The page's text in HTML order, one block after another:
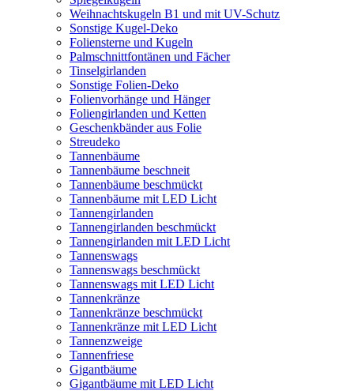
Weihnachtskugeln B1 und mit UV-Schutz
Sonstige Kugel-Deko
Foliensterne und Kugeln
Palmschnittfontänen und Fächer
Tinselgirlanden
Sonstige Folien-Deko
Folienvorhänge und Hänger
Foliengirlanden und Ketten
Geschenkbänder aus Folie
Streudeko
Tannenbäume
Tannenbäume beschneit
Tannenbäume beschmückt
Tannenbäume mit LED Licht
Tannengirlanden
Tannengirlanden beschmückt
Tannengirlanden mit LED Licht
Tannenswags
Tannenswags beschmückt
Tannenswags mit LED Licht
Tannenkränze
Tannenkränze beschmückt
Tannenkränze mit LED Licht
Tannenzweige
Tannenfriese
Gigantbäume
Gigantbäume mit LED Licht